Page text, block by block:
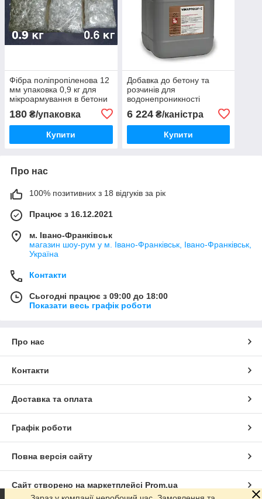
Фібра поліпропіленова 12
мм упаковка 0,9 кг для
мікроармування в бетони
180 ₴/упаковка
Купити
Добавка до бетону та
розчинів для
водонепроникності
упаковка 20 кг
6 224₴/каністра
Купити
Про нас
100% позитивних з 18 відгуків за рік
Працює з 16.12.2021
м. Івано-Франківськ
магазин шоу-рум у м. Івано-Франківськ, Івано-Франківськ,
Україна
Контакти
Сьогодні працює з 09:00 до 18:00
Показати весь графік роботи
Про нас
Контакти
Доставка та оплата
Графік роботи
Повна версія сайту
Сайт створено на маркетплейсі Prom.ua